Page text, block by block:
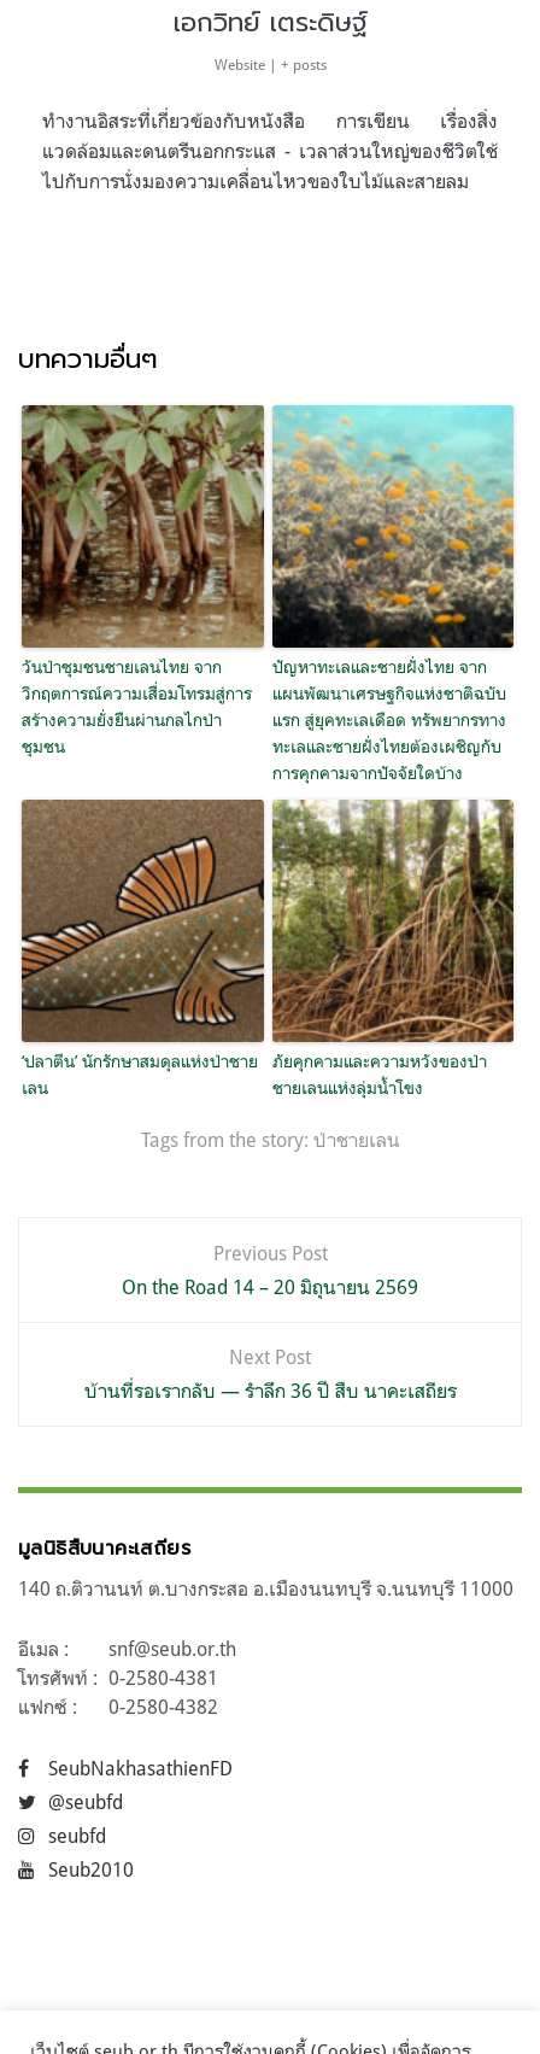
เอกวิทย์ เตระดิษฐ์
Website | + posts
ทำงานอิสระที่เกี่ยวข้องกับหนังสือ การเขียน เรื่องสิ่ง
แวดล้อมและดนตรีนอกกระแส - เวลาส่วนใหญ่ของชีวิตใช้
ไปกับการนั่งมองความเคลื่อนไหวของใบไม้และสายลม
บทความอื่นๆ
วันป่าชุมชนชายเลนไทย จาก
วิกฤตการณ์ความเสื่อมโทรมสู่การ
สร้างความยั่งยืนผ่านกลไกป่า
ชุมชน
ปัญหาทะเลและชายฝั่งไทย จาก
แผนพัฒนาเศรษฐกิจแห่งชาติฉบับ
แรก สู่ยุคทะเลเดือด ทรัพยากรทาง
ทะเลและชายฝั่งไทยต้องเผชิญกับ
การคุกคามจากปัจจัยใดบ้าง
‘ปลาตีน’ นักรักษาสมดุลแห่งป่าชาย
เลน
ภัยคุกคามและความหวังของป่า
ชายเลนแห่งลุ่มน้ำโขง
Tags from the story: ป่าชายเลน
Previous Post
On the Road 14 – 20 มิถุนายน 2569
Next Post
บ้านที่รอเรากลับ — รำลึก 36 ปี สืบ นาคะเสถียร
มูลนิธิสืบนาคะเสถียร
140 ถ.ติวานนท์ ต.บางกระสอ อ.เมืองนนทบุรี จ.นนทบุรี 11000
อีเมล :
snf@seub.or.th
โทรศัพท์ : 0-2580-4381
แฟกซ์ :
0-2580-4382
SeubNakhasathienFD
@seubfd
seubfd
Seub2010